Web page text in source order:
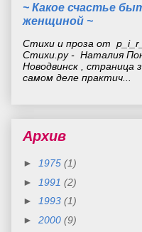
~ Какое счастье
женщиной ~
Стихи и проза от
Стихи.ру - Наталия
Новодвинск , страница
самом деле практич...
Архив
► 1975 (1)
►
1991 (2)
►
1993 (1)
► 2000 (9)